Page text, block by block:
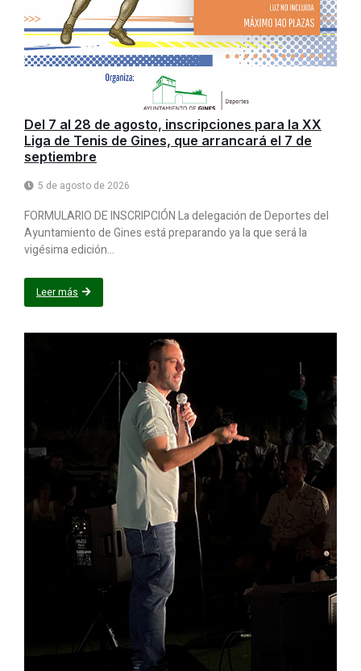
Del 7 al 28 de agosto, inscripciones para la XX
Liga de Tenis de Gines, que arrancará el 7 de
septiembre
5 de agosto de 2026
FORMULARIO DE INSCRIPCIÓN La delegación de Deportes del
Ayuntamiento de Gines está preparando ya la que será la
vigésima edición...
Leer más